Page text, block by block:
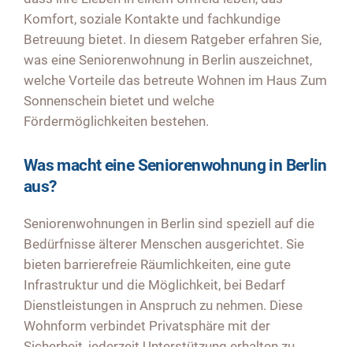
Komfort, soziale Kontakte und fachkundige
Betreuung bietet. In diesem Ratgeber erfahren Sie,
was eine Seniorenwohnung in Berlin auszeichnet,
welche Vorteile das betreute Wohnen im Haus Zum
Sonnenschein bietet und welche
Fördermöglichkeiten bestehen.
Was macht eine Seniorenwohnung in Berlin
aus?
Seniorenwohnungen in Berlin sind speziell auf die
Bedürfnisse älterer Menschen ausgerichtet. Sie
bieten barrierefreie Räumlichkeiten, eine gute
Infrastruktur und die Möglichkeit, bei Bedarf
Dienstleistungen in Anspruch zu nehmen. Diese
Wohnform verbindet Privatsphäre mit der